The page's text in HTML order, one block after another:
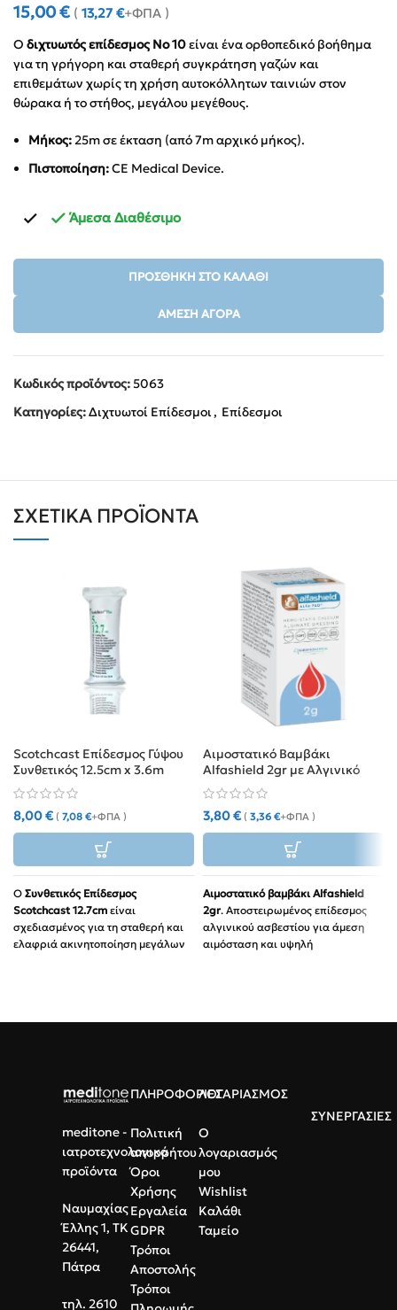
15,00€ ( 13,27 €+ΦΠΑ )
Ο διχτυωτός επίδεσμος No 10είναι ένα ορθοπεδικό βοήθημα
για τη γρήγορη και σταθερή συγκράτηση γαζών και
επιθεμάτων χωρίς τη χρήση αυτοκόλλητων ταινιών στον
θώρακα ή το στήθος, μεγάλου μεγέθους.
Μήκος:25m σε έκταση (από 7m αρχικό μήκος).
Πιστοποίηση:CE Medical Device.
Άμεσα Διαθέσιμο
ΠΡΟΣΘΉΚΗ ΣΤΟ ΚΑΛΆΘΙ
ΆΜΕΣΗ ΑΓΟΡΆ
Κωδικός προϊόντος:5063
Κατηγορίες:Διχτυωτοί Επίδεσμοι, Επίδεσμοι
ΣΧΕΤΙΚΆ ΠΡΟΪΌΝΤΑ
Scotchcast Επίδεσμος Γύψου
Συνθετικός 12.5cm x 3.6m
Λευκός
8,00€ ( 7,08 €+ΦΠΑ )
Ο Συνθετικός Επίδεσμος
Scotchcast 12.7cm είναι
σχεδιασμένος για τη σταθερή και
ελαφριά ακινητοποίηση μεγάλων
Αναπνέον υλικό που προσφέρει
παραδοσιακό γύψο.
Συσκευασία αλουμινίου για
απόλυτη προστασία από την
Αιμοστατικό Βαμβάκι
Alfashield 2gr με Αλγινικό
Ασβέστιο
3,80€ ( 3,36 €+ΦΠΑ )
Αιμοστατικό βαμβάκι Alfashield
2gr. Αποστειρωμένος επίδεσμος
αλγινικού ασβεστίου για άμεση
αιμόσταση και υψηλή
Πλεονέκτημα:Μαλακό,
meditone -
ιατροτεχνολογικά
προϊόντα
Ναυμαχίας
Έλλης 1, ΤΚ
26441,
Πάτρα
τηλ. 2610
ΠΛΗΡΟΦΟΡΙΕΣ
Πολιτική
απορρήτου
Όροι
Χρήσης
Εργαλεία
GDPR
Τρόποι
Αποστολής
Τρόποι
ΛΟΓΑΡΙΑΣΜΟΣ
Ο
λογαριασμός
μου
Wishlist
Καλάθι
Ταμείο
ΣΥΝΕΡΓΑΣΙΕΣ